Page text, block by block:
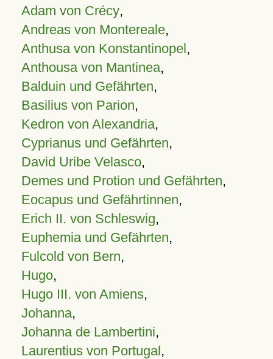
Adam von Crécy,
Andreas von Montereale,
Anthusa von Konstantinopel,
Anthousa von Mantinea,
Balduin und Gefährten,
Basilius von Parion,
Kedron von Alexandria,
Cyprianus und Gefährten,
David Uribe Velasco,
Demes und Protion und Gefährten,
Eocapus und Gefährtinnen,
Erich II. von Schleswig,
Euphemia und Gefährten,
Fulcold von Bern,
Hugo,
Hugo III. von Amiens,
Johanna,
Johanna de Lambertini,
Laurentius von Portugal,